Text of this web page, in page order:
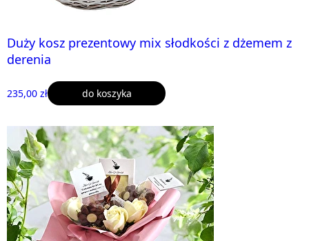
Duży kosz prezentowy mix słodkości z dżemem z
derenia
235,00 zł do koszyka